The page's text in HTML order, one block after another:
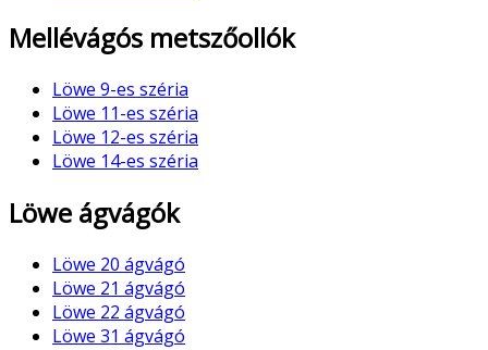
Mellévágós metszőollók
Löwe 9-es széria
Löwe 11-es széria
Löwe 12-es széria
Löwe 14-es széria
Löwe ágvágók
Löwe 20 ágvágó
Löwe 21 ágvágó
Löwe 22 ágvágó
Löwe 31 ágvágó